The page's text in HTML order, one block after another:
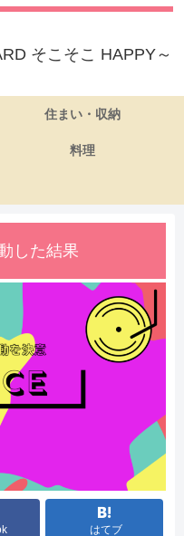
そこそこ HAPPY～
住まい・収納
料理
した結果
はてブ